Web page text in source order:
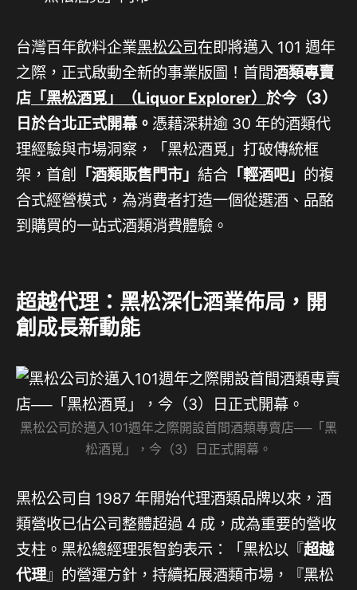
台灣百年飲料企業黑松公司在即將邁入 101 週年
之際，正式啟動全新的事業版圖！首間酒類專賣
店 「黑松酒覓」（Liquor Explorer） 於今（3）
日於台北正式開幕。 憑藉深耕逾 30 年的酒類代
理經驗與市場洞察，「黑松酒覓」打破傳統框
架，首創
「酒類販售門市」 結合 「輕酒吧」 的複
合式經營模式，為消費者打造一個從選酒、品酩
到購買的一站式酒類消費體驗。
超越代理：黑松深化酒業佈局，開
創成長新動能
黑松公司於邁入101週年之際開設首間酒類專賣店──「黑
松酒覓」，今（3）日正式開幕。
黑松公司自 1987 年開始代理酒類品牌以來，酒
類營收已佔公司整體超過 4 成，成為重要的營收
支柱。黑松總經理張智鈞表示：「黑松以『超越
代理』的營運方針，持續拓展酒類市場，『黑松